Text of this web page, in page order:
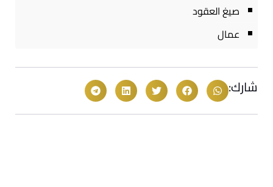
صيغ العقود
عمال
شارك: